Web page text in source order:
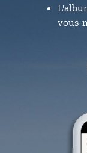
vous-